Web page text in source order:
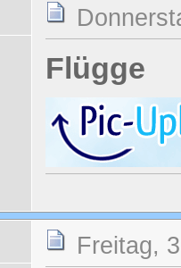
Flügge
Freitag,